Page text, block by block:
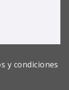
y condiciones